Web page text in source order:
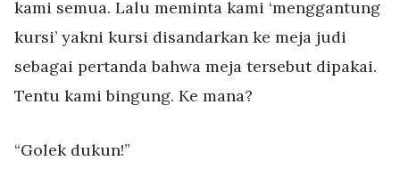
kami semua. Lalu meminta kami ‘menggantung
kursi’ yakni kursi disandarkan ke meja judi
sebagai pertanda bahwa meja tersebut dipakai.
Tentu kami bingung. Ke mana?
“Golek dukun!”